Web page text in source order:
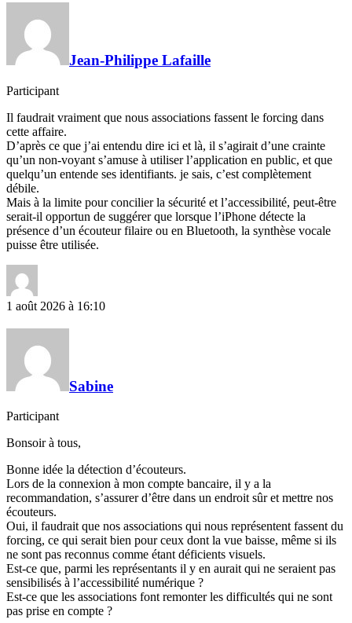
Jean-Philippe Lafaille
Participant
Il faudrait vraiment que nous associations fassent le forcing dans
cette affaire.
D’après ce que j’ai entendu dire ici et là, il s’agirait d’une crainte
qu’un non-voyant s’amuse à utiliser l’application en public, et que
quelqu’un entende ses identifiants. je sais, c’est complètement
débile.
Mais à la limite pour concilier la sécurité et l’accessibilité, peut-être
serait-il opportun de suggérer que lorsque l’iPhone détecte la
présence d’un écouteur filaire ou en Bluetooth, la synthèse vocale
puisse être utilisée.
1 août 2026 à 16:10
Sabine
Participant
Bonsoir à tous,
Bonne idée la détection d’écouteurs.
Lors de la connexion à mon compte bancaire, il y a la
recommandation, s’assurer d’être dans un endroit sûr et mettre nos
écouteurs.
Oui, il faudrait que nos associations qui nous représentent fassent du
forcing, ce qui serait bien pour ceux dont la vue baisse, même si ils
ne sont pas reconnus comme étant déficients visuels.
Est-ce que, parmi les représentants il y en aurait qui ne seraient pas
sensibilisés à l’accessibilité numérique ?
Est-ce que les associations font remonter les difficultés qui ne sont
pas prise en compte ?